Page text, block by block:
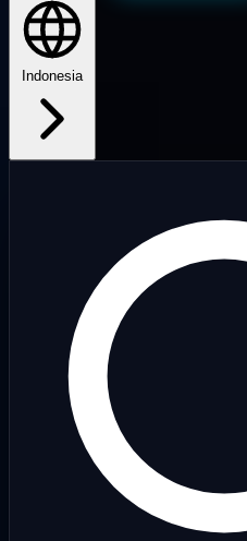
Indonesia